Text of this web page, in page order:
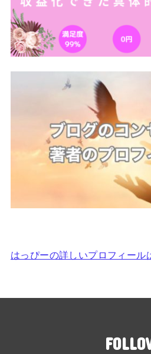
はっぴーの詳しいプロフィール